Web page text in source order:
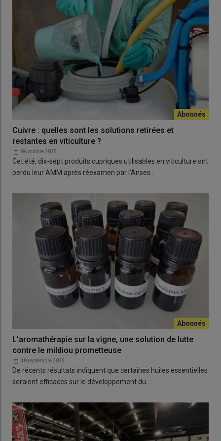
Cuivre : quelles sont les solutions retirées et
restantes en viticulture ?
06 octobre 2025
Cet été, dix-sept produits cupriques utilisables en viticulture ont
perdu leur AMM après réexamen par l’Anses…
L’aromathérapie sur la vigne, une solution de lutte
contre le mildiou prometteuse
10 septembre 2025
De récents résultats indiquent que certaines huiles essentielles
seraient efficaces sur le développement du…